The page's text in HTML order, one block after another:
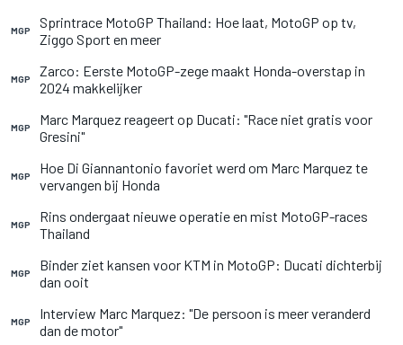
MGP
Sprintrace MotoGP Thailand: Hoe laat, MotoGP op tv,
Ziggo Sport en meer
MGP
Zarco: Eerste MotoGP-zege maakt Honda-overstap in
2024 makkelijker
MGP
Marc Marquez reageert op Ducati: "Race niet gratis voor
Gresini"
MGP
Hoe Di Giannantonio favoriet werd om Marc Marquez te
vervangen bij Honda
MGP
Rins ondergaat nieuwe operatie en mist MotoGP-races
Thailand
MGP
Binder ziet kansen voor KTM in MotoGP: Ducati dichterbij
dan ooit
MGP
Interview Marc Marquez: "De persoon is meer veranderd
dan de motor"